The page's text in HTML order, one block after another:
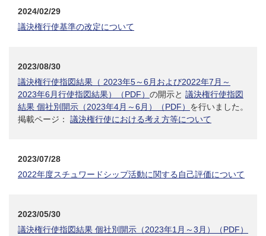
2024/02/29
議決権行使基準の改定について
2023/08/30
議決権行使指図結果（ 2023年5～6月および2022年7月～
2023年6月行使指図結果）（PDF） の開示と 議決権行使指図
結果 個社別開示（2023年4月～6月）（PDF） を行いました。
掲載ページ： 議決権行使における考え方等について
2023/07/28
2022年度スチュワードシップ活動に関する自己評価について
2023/05/30
議決権行使指図結果 個社別開示（2023年1月～3月）（PDF）